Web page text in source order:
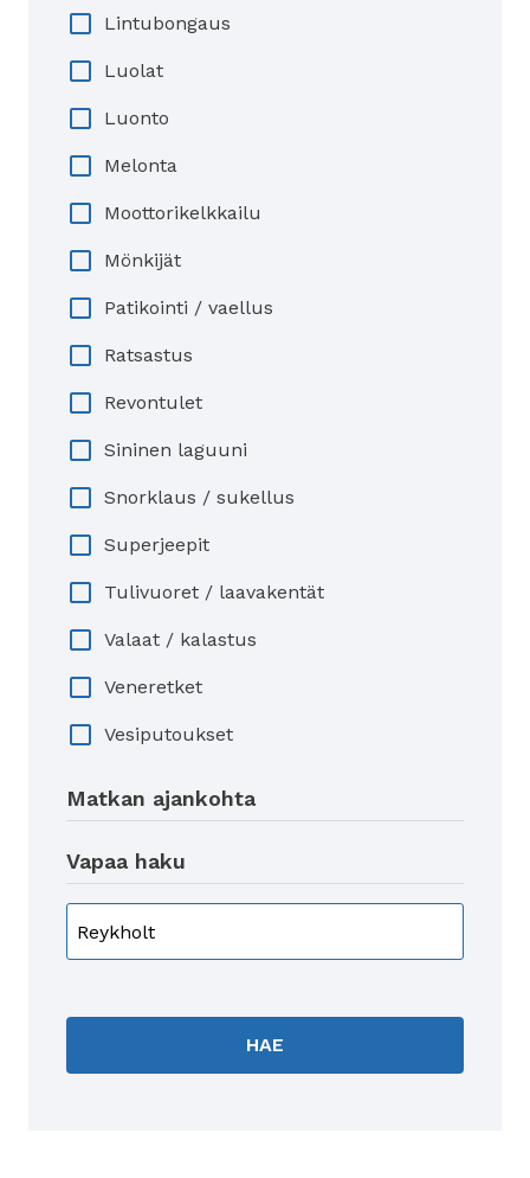
Lintubongaus
Luolat
Luonto
Melonta
Moottorikelkkailu
Mönkijät
Patikointi / vaellus
Ratsastus
Revontulet
Sininen laguuni
Snorklaus / sukellus
Superjeepit
Tulivuoret / laavakentät
Valaat / kalastus
Veneretket
Vesiputoukset
Matkan ajankohta
Vapaa haku
HAE